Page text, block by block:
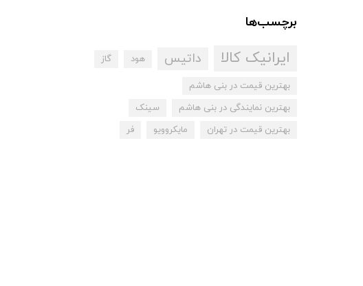
برچسب‌ها
ایرانیک کالا داتیس هود گاز
بهترین قیمت در بنی هاشم
بهترین نمایندگی در بنی هاشم
سینک
بهترین قیمت در تهران
مایکروویو فر